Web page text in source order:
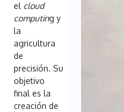
el cloud
computing y
la
agricultura
de
precisión. Su
objetivo
final es la
creación de